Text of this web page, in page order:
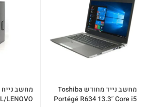
מחשב נייד מחודש Toshiba
Portégé R634 13.3″ Core i5
מחשב נייח